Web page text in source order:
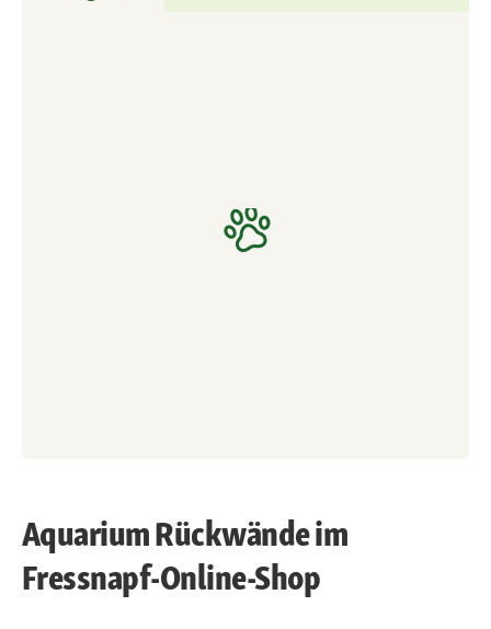
Aquarium Rückwände im
Fressnapf-Online-Shop